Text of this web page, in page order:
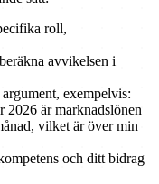
roll,
avvikelsen i
exempelvis:
2026 är marknadslönen
vilket är över min
och ditt bidrag